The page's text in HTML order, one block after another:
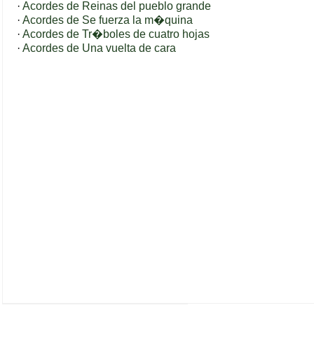
· Acordes de Reinas del pueblo grande
· Acordes de Se fuerza la m�quina
· Acordes de Tr�boles de cuatro hojas
· Acordes de Una vuelta de cara